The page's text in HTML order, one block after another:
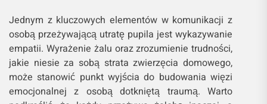
Jednym z kluczowych elementów w komunikacji z
osobą przeżywającą utratę pupila jest wykazywanie
empatii. Wyrażenie żalu oraz zrozumienie trudności,
jakie niesie za sobą strata zwierzęcia domowego,
może stanowić punkt wyjścia do budowania więzi
emocjonalnej z osobą dotkniętą traumą. Warto